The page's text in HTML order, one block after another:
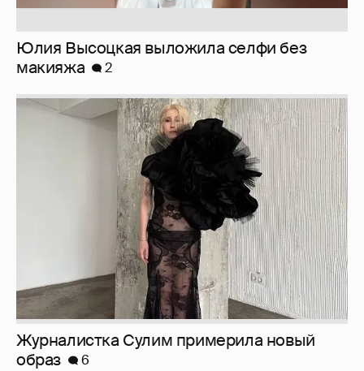
Юлия Высоцкая выложила селфи без
макияжа
2
Журналистка Сулим примерила новый
образ
6